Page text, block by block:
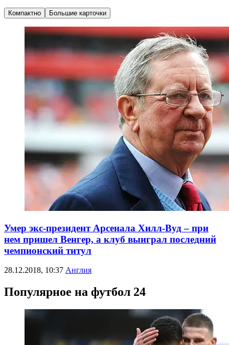
Компактно Большие карточки
Умер экс-президент Арсенала Хилл-Вуд – при
нем пришел Венгер, а клуб выиграл последний
чемпионский титул
28.12.2018, 10:37 Англия
Популярное на футбол 24